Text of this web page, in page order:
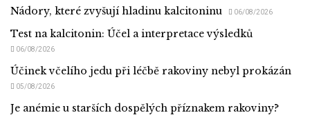
Nádory, které zvyšují hladinu kalcitoninu 06/08/2026
Test na kalcitonin: Účel a interpretace výsledků
06/08/2026
Účinek včelího jedu při léčbě rakoviny nebyl prokázán
05/08/2026
Je anémie u starších dospělých příznakem rakoviny?